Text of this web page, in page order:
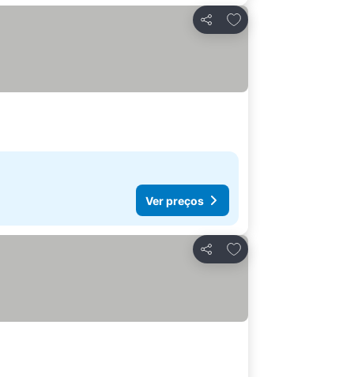
Partilhar
Adicionar aos favoritos
Ver preços
Partilhar
Adicionar aos favoritos